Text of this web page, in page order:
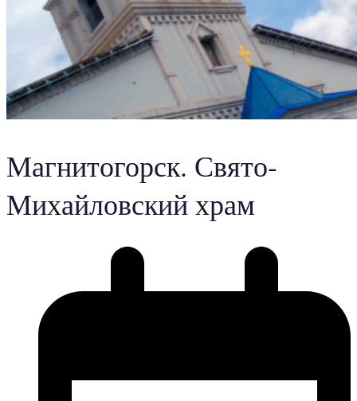
Магнитогорск. Свято-
Михайловский храм